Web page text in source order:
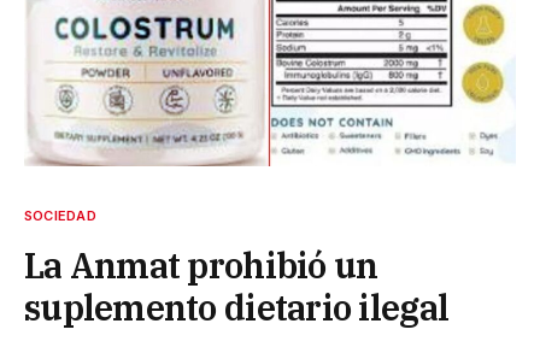
SOCIEDAD
La Anmat prohibió un
suplemento dietario ilegal